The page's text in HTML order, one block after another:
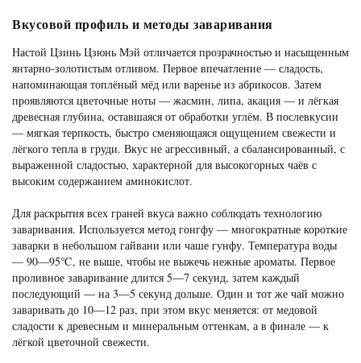
Вкусовой профиль и методы заваривания
Настой Цзинь Цзюнь Мэй отличается прозрачностью и насыщенным
янтарно-золотистым отливом. Первое впечатление — сладость,
напоминающая топлёный мёд или варенье из абрикосов. Затем
проявляются цветочные ноты — жасмин, липа, акация — и лёгкая
древесная глубина, оставшаяся от обработки углём. В послевкусии
— мягкая терпкость, быстро сменяющаяся ощущением свежести и
лёгкого тепла в груди. Вкус не агрессивный, а сбалансированный, с
выраженной сладостью, характерной для высокогорных чаёв с
высоким содержанием аминокислот.
Для раскрытия всех граней вкуса важно соблюдать технологию
заваривания. Используется метод гонгфу — многократные короткие
заварки в небольшом гайвани или чаше гунфу. Температура воды
— 90—95℃, не выше, чтобы не выжечь нежные ароматы. Первое
проливное заваривание длится 5—7 секунд, затем каждый
последующий — на 3—5 секунд дольше. Один и тот же чай можно
заваривать до 10—12 раз, при этом вкус меняется: от медовой
сладости к древесным и минеральным оттенкам, а в финале — к
лёгкой цветочной свежести.